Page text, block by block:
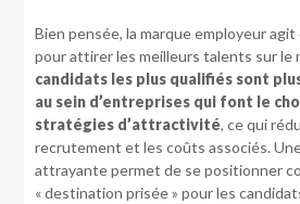
Bien pensée, la marque employeur agit
pour attirer les meilleurs talents sur le
candidats les plus qualifiés sont
au sein d’entreprises qui font le
stratégies d’attractivité, ce qui
recrutement et les coûts associés.
attrayante permet de se positionner
« destination prisée » pour les